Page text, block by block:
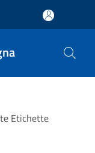
Etichette